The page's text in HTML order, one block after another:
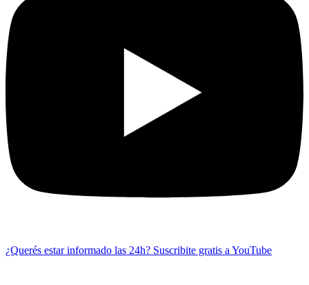
¿Querés estar informado las 24h? Suscribite gratis a YouTube